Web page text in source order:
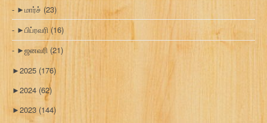
►மார்ச் (23)
►பிப்ரவரி (16)
►ஜனவரி (21)
►2025 (176)
►2024 (62)
►2023 (144)